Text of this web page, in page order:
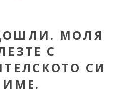
МОЛЯ
С
СИ
ИМЕ.